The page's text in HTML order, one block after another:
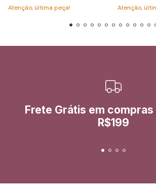
Atenção, última peça!
Atenção,
Frete Grátis em compras
R$199